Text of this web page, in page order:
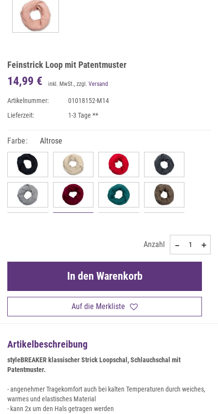
Feinstrick Loop mit Patentmuster
14,99 € inkl. MwSt., zzgl. Versand
Artikelnummer:
01018152-M14
Lieferzeit:
1-3 Tage **
Farbe: Altrose
Anzahl
Auf die Merkliste
In den Warenkorb
Artikelbeschreibung
styleBREAKER klassischer Strick Loopschal, Schlauchschal mit
Patentmuster.
- angenehmer Tragekomfort auch bei kalten Temperaturen durch weiches,
warmes und elastisches Material
- kann 2x um den Hals getragen werden